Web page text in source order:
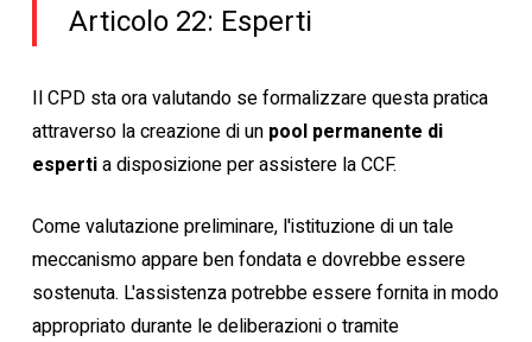
Articolo 22: Esperti
Il CPD sta ora valutando se formalizzare questa pratica
attraverso la creazione di un pool permanente di
espertia disposizione per assistere la CCF.
Come valutazione preliminare, l'istituzione di un tale
meccanismo appare ben fondata e dovrebbe essere
sostenuta. L'assistenza potrebbe essere fornita in modo
appropriato durante le deliberazioni o tramite